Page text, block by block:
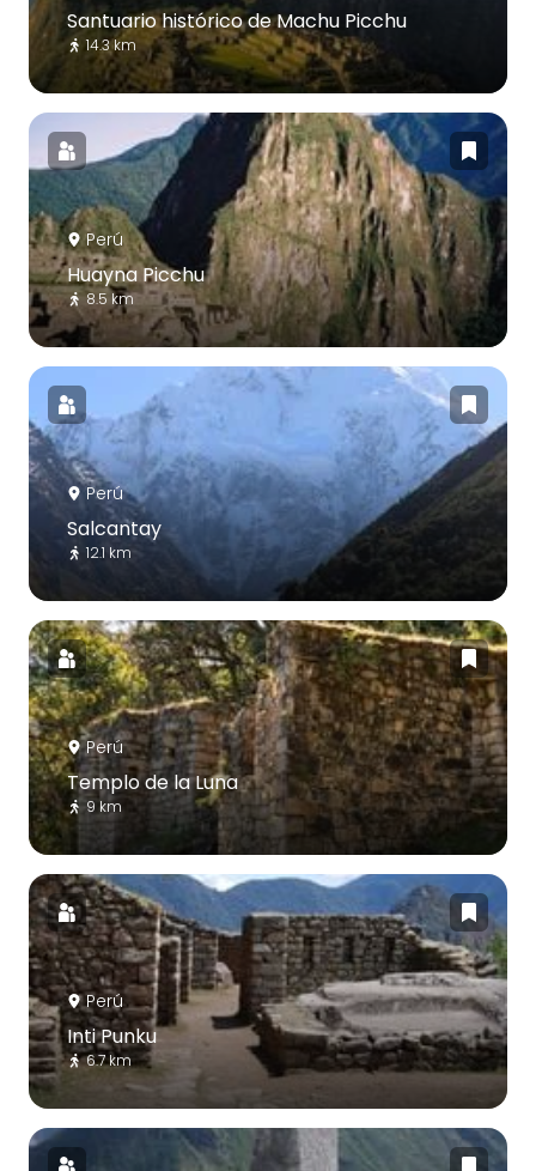
Santuario histórico de Machu Picchu
14.3 km
Perú
Huayna Picchu
8.5 km
Perú
Salcantay
12.1 km
Perú
Templo de la Luna
9 km
Perú
Inti Punku
6.7 km